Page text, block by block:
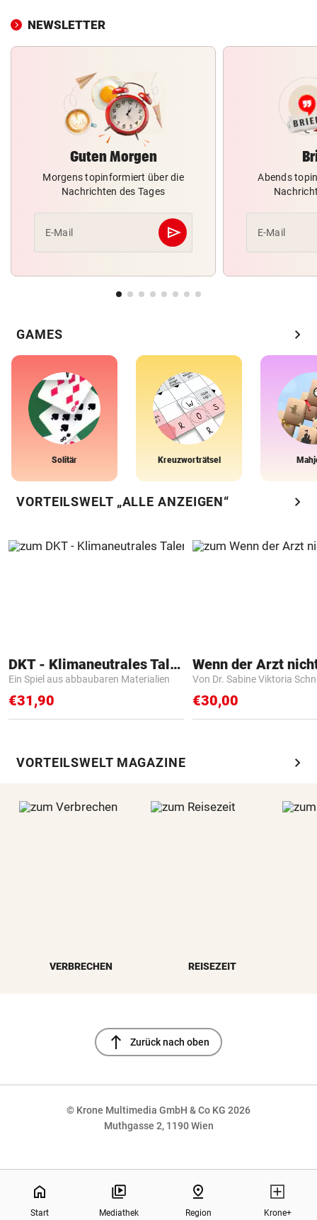
NEWSLETTER
Guten Morgen
Morgens topinformiert über die
Nachrichten des Tages
E-Mail send
Abschicken
Abends
E-Mail
GAMES chevron_right
Solitär Kreuzworträtsel
VORTEILSWELT „ALLE ANZEIGEN“ chevron_right
DKT - Klimaneutrales Talent
Ein Spiel aus abbaubaren Materialien
€31,90
Von Dr. Sabine Viktoria
€30,00
VORTEILSWELT MAGAZINE chevron_right
VERBRECHEN REISEZEIT
north Zurück nach oben
© Krone Multimedia GmbH & Co KG 2026
Muthgasse 2, 1190 Wien
home
Start Mediathek
pin_drop
Region Krone+
NaN%